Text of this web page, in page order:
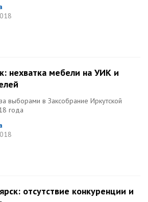
нехватка мебели на УИК и
выборами в Заксобрание Иркутской
года
отсутствие конкуренции и